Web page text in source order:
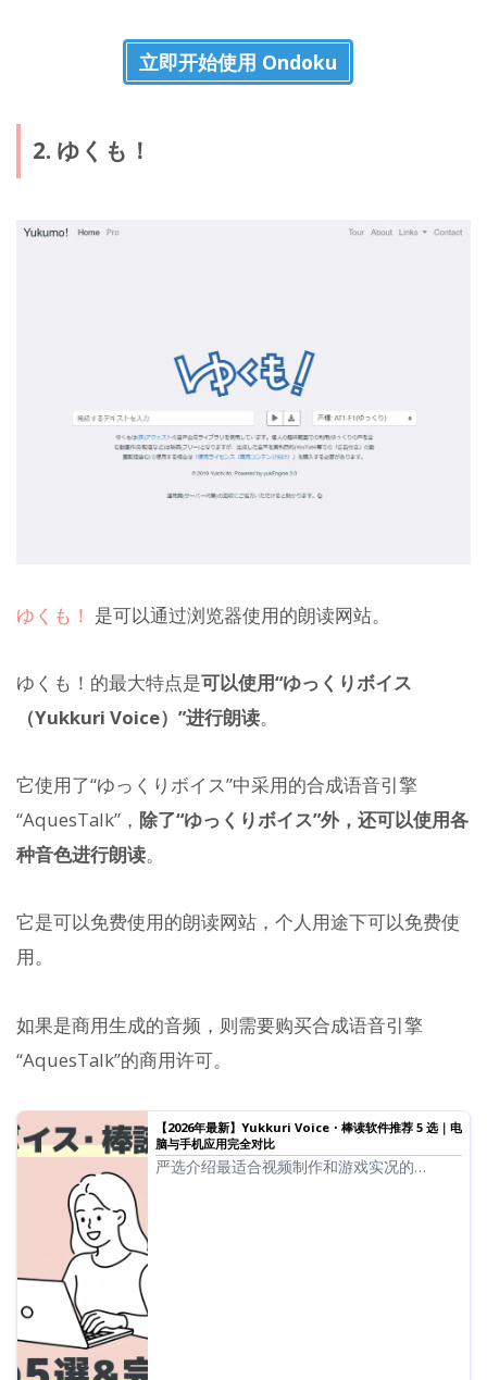
立即开始使用 Ondoku
2. ゆくも！
ゆくも！ 是可以通过浏览器使用的朗读网站。
ゆくも！的最大特点是可以使用“ゆっくりボイス
（Yukkuri Voice）”进行朗读。
它使用了“ゆっくりボイス”中采用的合成语音引擎
“AquesTalk”， 除了“ゆっくりボイス”外，还可以使用各
种音色进行朗读。
它是可以免费使用的朗读网站，个人用途下可以免费使
用。
如果是商用生成的音频，则需要购买合成语音引擎
“AquesTalk”的商用许可。
【2026年最新】Yukkuri Voice・棒读软件推荐 5 选｜电
脑与手机应用完全对比
严选介绍最适合视频制作和游戏实况的